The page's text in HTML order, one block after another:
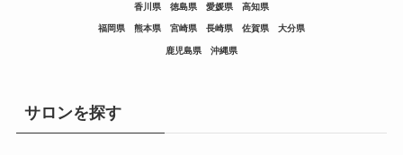
香川県 徳島県 愛媛県 高知県
福岡県 熊本県 宮崎県 長崎県 佐賀県 大分県
鹿児島県 沖縄県
サロンを探す